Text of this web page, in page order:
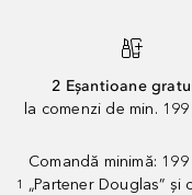
2 Eșantioane
la comenzi de min. 199
1
Comandă minimă:
„Partener Douglas”